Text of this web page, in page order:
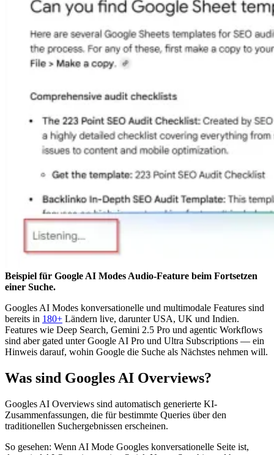
Beispiel für Google AI Modes Audio-Feature beim Fortsetzen
einer Suche.
Googles AI Modes konversationelle und multimodale Features sind
bereits in 180+ Ländern live, darunter USA, UK und Indien.
Features wie Deep Search, Gemini 2.5 Pro und agentic Workflows
sind aber gated unter Google AI Pro und Ultra Subscriptions — ein
Hinweis darauf, wohin Google die Suche als Nächstes nehmen will.
Was sind Googles AI Overviews?
Googles AI Overviews sind automatisch generierte KI-
Zusammenfassungen, die für bestimmte Queries über den
traditionellen Suchergebnissen erscheinen.
So gesehen: Wenn AI Mode Googles konversationelle Seite ist,